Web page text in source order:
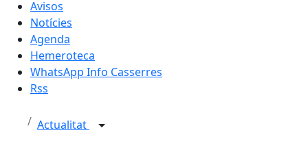
Avisos
Notícies
Agenda
Hemeroteca
WhatsApp Info Casserres
Rss
Actualitat